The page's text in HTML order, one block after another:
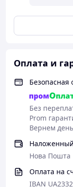
Оплата и
Безопасная
Без
Prom
Вернем
Нова Пошта
Оплата на
IBAN